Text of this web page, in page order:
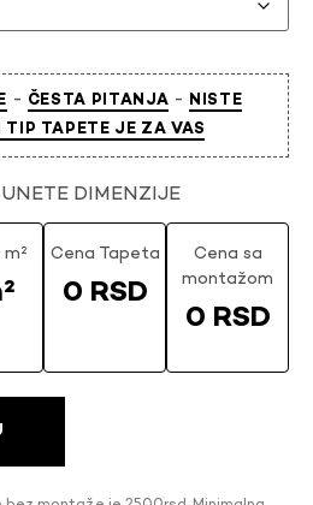
- ČESTA PITANJA - NISTE
TIP TAPETE JE ZA VAS
DIMENZIJE
Cena Tapeta
0 RSD
Cena sa
montažom
0 RSD